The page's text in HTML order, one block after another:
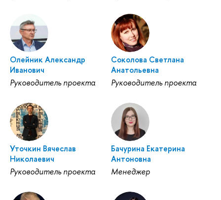
Олейник Александр
Иванович
Руководитель проекта
Соколова Светлана
Анатольевна
Руководитель проекта
Уточкин Вячеслав
Николаевич
Руководитель проекта
Бачурина Екатерина
Антоновна
Менеджер